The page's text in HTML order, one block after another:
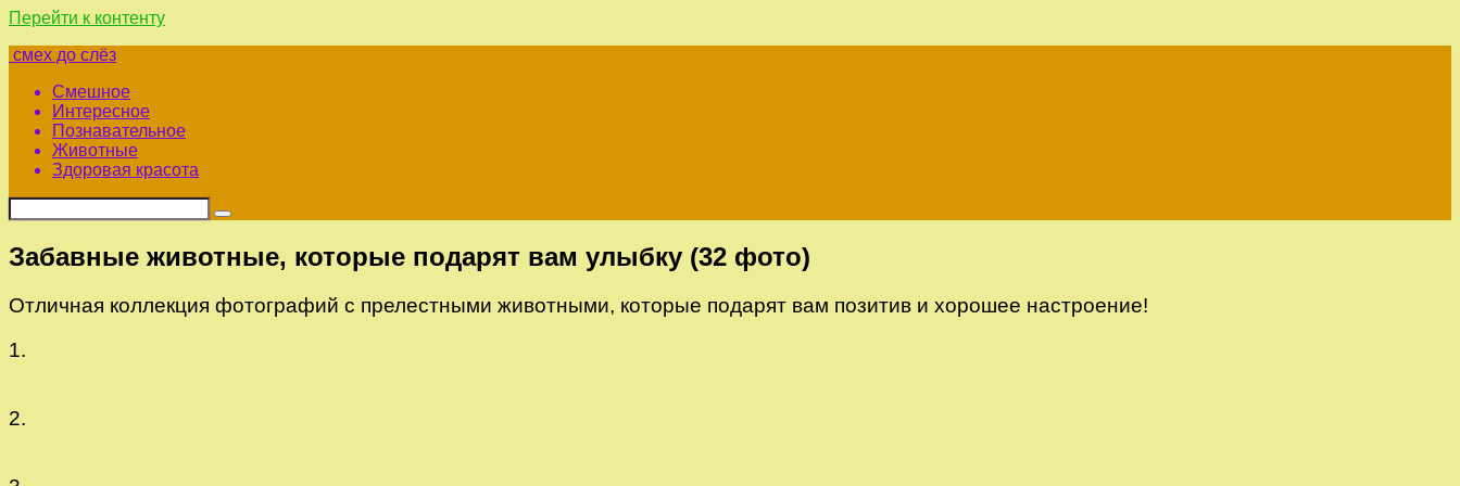
Перейти к контенту
смех до слёз
Смешное
Интересное
Познавательное
Животные
Здоровая красота
Забавные животные, которые подарят вам улыбку (32 фото)
Отличная коллекция фотографий с прелестными животными, которые подарят вам позитив и хорошее настроение!
1.
2.